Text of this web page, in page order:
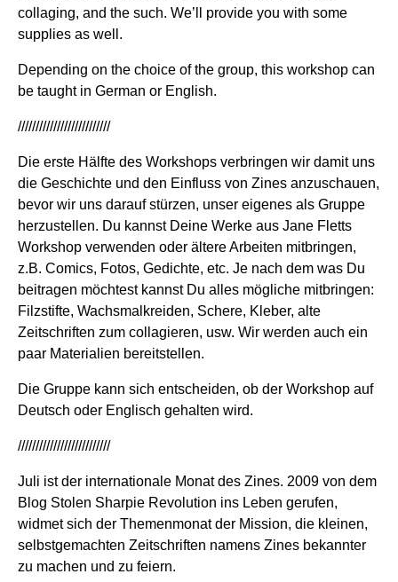
collaging, and the such. We’ll provide you with some
supplies as well.
Depending on the choice of the group, this workshop can
be taught in German or English.
//////////////////////////
Die erste Hälfte des Workshops verbringen wir damit uns
die Geschichte und den Einfluss von Zines anzuschauen,
bevor wir uns darauf stürzen, unser eigenes als Gruppe
herzustellen. Du kannst Deine Werke aus Jane Fletts
Workshop verwenden oder ältere Arbeiten mitbringen,
z.B. Comics, Fotos, Gedichte, etc. Je nach dem was Du
beitragen möchtest kannst Du alles mögliche mitbringen:
Filzstifte, Wachsmalkreiden, Schere, Kleber, alte
Zeitschriften zum collagieren, usw. Wir werden auch ein
paar Materialien bereitstellen.
Die Gruppe kann sich entscheiden, ob der Workshop auf
Deutsch oder Englisch gehalten wird.
//////////////////////////
Juli ist der internationale Monat des Zines. 2009 von dem
Blog Stolen Sharpie Revolution ins Leben gerufen,
widmet sich der Themenmonat der Mission, die kleinen,
selbstgemachten Zeitschriften namens Zines bekannter
zu machen und zu feiern.